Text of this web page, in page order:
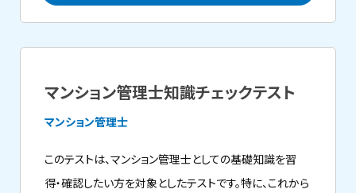
マンション管理士知識チェックテスト
マンション管理士
このテストは、マンション管理士としての基礎知識を習
得・確認したい方を対象としたテストです。特に、これから